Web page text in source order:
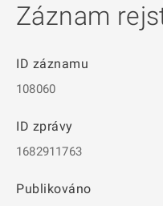
Záznam
ID záznamu
108060
ID zprávy
1682911763
Publikováno